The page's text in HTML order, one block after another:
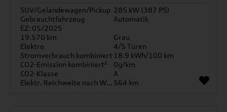
SUV/Geländewagen/Pickup 285 kW (387 PS)
Gebrauchtfahrzeug
Automatik
EZ: 05/2025
19.570 km
Grau
Elektro
4/5 Türen
Stromverbrauch kombiniert 18.9 kWh/100 km
CO2-Emission kombiniert¹
0g/km
CO2-Klasse
A
Elektr. Reichweite nach WLTP* 564 km